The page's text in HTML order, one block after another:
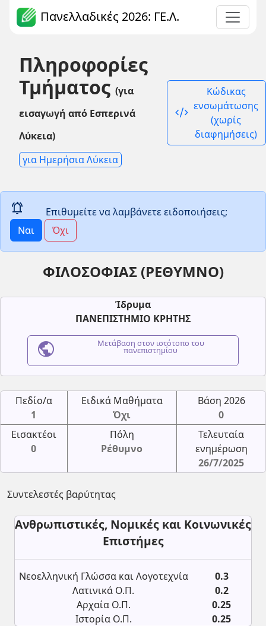
Πανελλαδικές 2026: ΓΕ.Λ.
Πληροφορίες
Τμήματος (για
εισαγωγή από Εσπερινά
Λύκεια)
για Ημερήσια Λύκεια
code_xml
Κώδικας
ενσωμάτωσης
(χωρίς
διαφημήσεις)
notifications_active
Επιθυμείτε να λαμβάνετε ειδοποιήσεις;
Ναι
Όχι
ΦΙΛΟΣΟΦΙΑΣ (ΡΕΘΥΜΝΟ)
Ίδρυμα
ΠΑΝΕΠΙΣΤΗΜΙΟ ΚΡΗΤΗΣ
public Μετάβαση στον ιστότοπο του
πανεπιστημίου
Πεδίο/α
1
Ειδικά Μαθήματα
Όχι
Βάση 2026
0
Εισακτέοι
0
Πόλη
Ρέθυμνο
Τελευταία
ενημέρωση
26/7/2025
Συντελεστές βαρύτητας
Ανθρωπιστικές, Νομικές και Κοινωνικές
Επιστήμες
Νεοελληνική Γλώσσα και Λογοτεχνία
0.3
Λατινικά Ο.Π.
0.2
Αρχαία Ο.Π.
0.25
Ιστορία Ο.Π.
0.25